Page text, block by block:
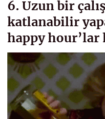
6. Uzun bir
katlanabilir
happy hour’lar